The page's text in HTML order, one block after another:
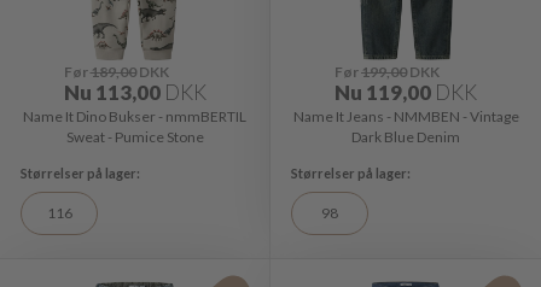
Før189,00DKK
Nu 113,00 DKK
Name It Dino Bukser - nmmBERTIL
Sweat - Pumice Stone
116
Før199,00 DKK
Nu 119,00 DKK
Name It Jeans - NMMBEN - Vintage
Dark Blue Denim
98